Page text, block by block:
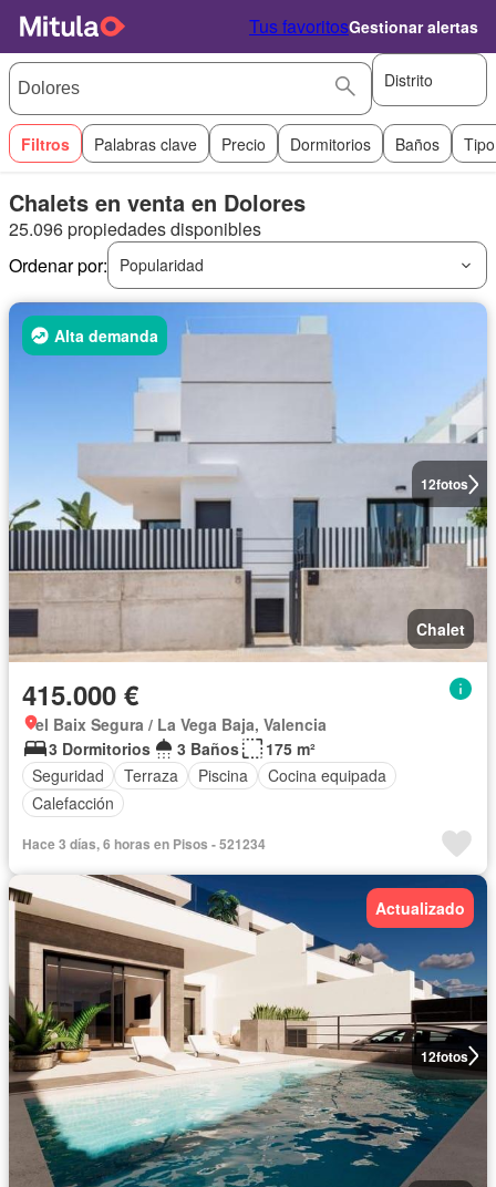
Tus favoritosGestionar alertas
Distrito
Filtros Palabras clave Precio Dormitorios Baños
Chalets en venta en Dolores
25.096 propiedades disponibles
Ordenar por:
Popularidad
12fotos
Alta demanda
Chalet
415.000 €
el Baix Segura / La Vega Baja, Valencia
3 Dormitorios
3 Baños
175 m²
Seguridad
Terraza Piscina
Cocina equipada
Calefacción
Hace 3 días, 6 horas en Pisos - 521234
12fotos
Actualizado